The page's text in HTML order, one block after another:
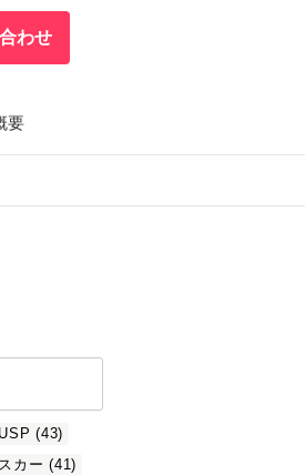
わせ
要
USP (43)
カー (41)